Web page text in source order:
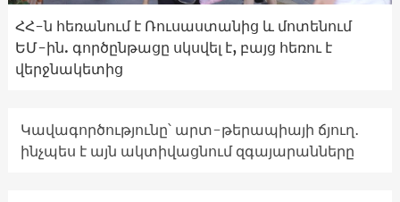
ՀՀ-ն հեռանում է Ռուսաստանից և մոտենում
ԵՄ-ին. գործընթացը սկսվել է, բայց հեռու է
վերջնակետից
Կավագործությունը՝ արտ-թերապիայի ճյուղ․
ինչպես է այն ակտիվացնում զգայարանները